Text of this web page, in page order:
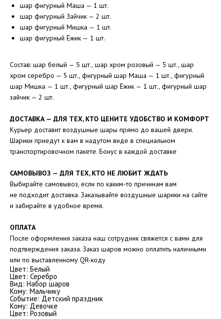
шар фигурный Маша — 1 шт.
шар фигурный Зайчик — 2 шт.
шар фигурный Мишка — 1 шт.
шар фигурный Ёжик — 1 шт.
Состав: шар белый — 5 шт., шар хром розовый — 5 шт., шар
хром серебро — 5 шт., фигурный шар Маша — 1 шт., фигурный
шар Мишка — 1 шт., фигурный шар Ёжик — 1 шт., фигурный шар
зайчик — 2 шт.
ДОСТАВКА — ДЛЯ ТЕХ, КТО ЦЕНИТЕ УДОБСТВО И КОМФОРТ
Курьер доставит воздушные шары прямо до вашей двери.
Шарики приедут к вам в надутом виде в специальном
транспортировочном пакете. Бонус в каждой доставке
САМОВЫВОЗ — ДЛЯ ТЕХ, КТО НЕ ЛЮБИТ ЖДАТЬ
Выбирайте самовывоз, если по каким-то причинам вам
не подходит доставка. Заказывайте воздушные шарики на сайте
и забирайте в удобное время.
ОПЛАТА
После оформления заказа наш сотрудник свяжется с вами для
подтверждения заказа. Заказ шаров можно оплатить наличными
или по выставленному QR-коду
Цвет: Белый
Цвет: Серебро
Вид: Набор шаров
Кому: Мальчику
Событие: Детский праздник
Кому: Девочке
Цвет: Розовый